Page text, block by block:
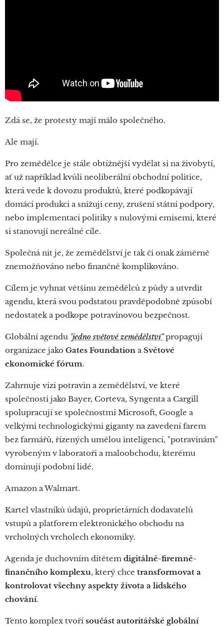
Zdá se, že protesty mají málo společného.
Ale mají.
Pro zemědělce je stále obtížnější vydělat si na živobytí,
ať už například kvůli neoliberální obchodní politice,
která vede k dovozu produktů, které podkopávají
domácí produkci a snižují ceny, zrušení státní podpory,
nebo implementaci politiky s nulovými emisemi, které
si stanovují nereálné cíle.
Společná nit je, že zemědělství je tak či onak záměrně
znemožňováno nebo finančně komplikováno.
Cílem je vyhnat většinu zemědělců z půdy a utvrdit
agendu, která svou podstatou pravděpodobně způsobí
nedostatek a podkope potravinovou bezpečnost.
Globální agendu "jedno světové zemědělství"propagují
organizace jako Gates Foundation aSvětové
ekonomické fórum.
Zahrnuje vizi potravin a zemědělství, ve které
společnosti jako Bayer, Corteva, Syngenta a Cargill
spolupracují se společnostmi Microsoft, Google a
velkými technologickými giganty na zavedení farem
bez farmářů, řízených umělou inteligencí, "potravinám"
vyrobeným v laboratoři a maloobchodu, kterému
dominují podobní lidé.
Amazon a Walmart.
Kartel vlastníků údajů, proprietárních dodavatelů
vstupů a platforem elektronického obchodu na
vrcholných vrcholech ekonomiky.
Agenda je duchovním dítětem digitálně-firemně-
finančního komplexu, který chce transformovat a
kontrolovat všechny aspekty života a lidského
chování.
Tento komplex tvoří součást autoritářské globální